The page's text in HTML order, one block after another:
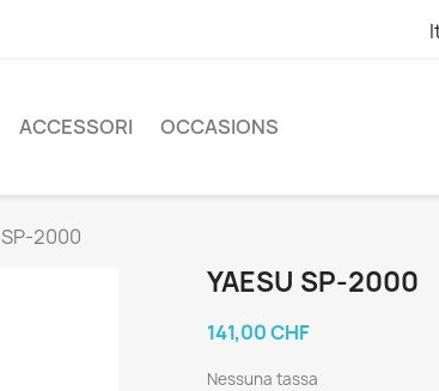
ACCESSORI OCCASIONS
2000
YAESU SP-2000
141,00 CHF
Nessuna tassa